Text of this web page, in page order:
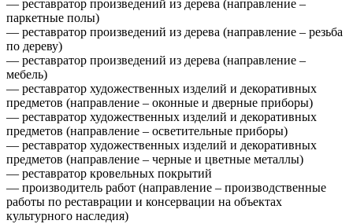
— реставратор произведений из дерева (направление –
паркетные полы)
— реставратор произведений из дерева (направление – резьба
по дереву)
— реставратор произведений из дерева (направление –
мебель)
— реставратор художественных изделий и декоративных
предметов (направление – оконные и дверные приборы)
— реставратор художественных изделий и декоративных
предметов (направление – осветительные приборы)
— реставратор художественных изделий и декоративных
предметов (направление – черные и цветные металлы)
— реставратор кровельных покрытий
— производитель работ (направление – производственные
работы по реставрации и консервации на объектах
культурного наследия)